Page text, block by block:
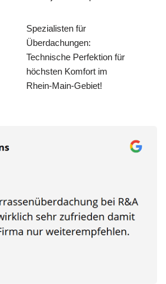
Spezialisten für
Überdachungen:
Technische Perfektion für
höchsten Komfort im
Rhein-Main-Gebiet!